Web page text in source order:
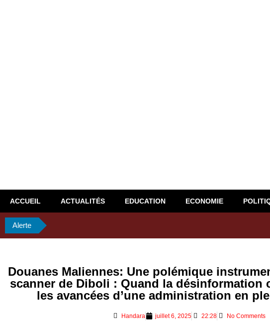
ACCUEIL ACTUALITÉS EDUCATION ECONOMIE
Alerte
Douanes Maliennes: Une polémique
scanner de Diboli : Quand la désinformation
les avancées d’une administration en
Handara juillet 6, 2025 22:28 No Comments